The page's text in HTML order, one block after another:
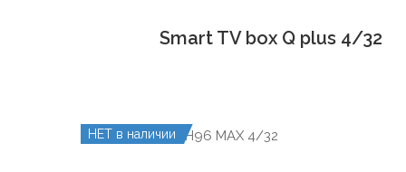
Smart TV box Q plus 4/32
НЕТ в наличии